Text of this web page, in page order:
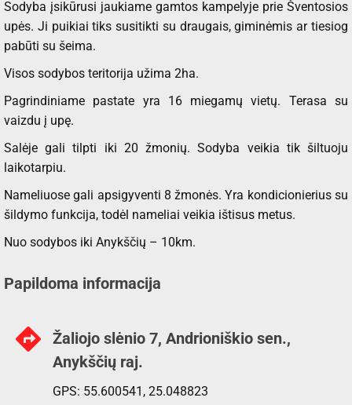
Sodyba įsikūrusi jaukiame gamtos kampelyje prie Šventosios
upės. Ji puikiai tiks susitikti su draugais, giminėmis ar tiesiog
pabūti su šeima.
Visos sodybos teritorija užima 2ha.
Pagrindiniame pastate yra 16 miegamų vietų. Terasa su
vaizdu į upę.
Salėje gali tilpti iki 20 žmonių. Sodyba veikia tik šiltuoju
laikotarpiu.
Nameliuose gali apsigyventi 8 žmonės. Yra kondicionierius su
šildymo funkcija, todėl nameliai veikia ištisus metus.
Nuo sodybos iki Anykščių – 10km.
Papildoma informacija
Žaliojo slėnio 7, Andrioniškio sen.,
Anykščių raj.
GPS: 55.600541, 25.048823